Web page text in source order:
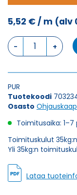
5,52 €/ m (alv
Ohjauskaapeli
SEMOFLEX
CU
PUR
Tuotekoodi
Osasto
Toimitusaika: 1–7
Toimituskulut
Yli 35kg:n
Lataa